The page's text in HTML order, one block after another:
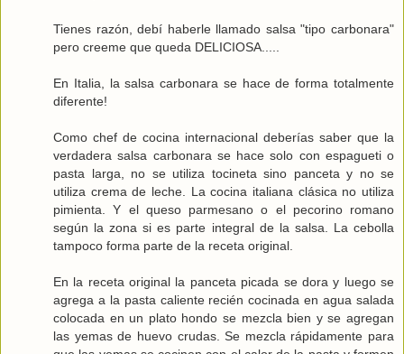
Tienes razón, debí haberle llamado salsa "tipo carbonara"
pero creeme que queda DELICIOSA.....
En Italia, la salsa carbonara se hace de forma totalmente
diferente!
Como chef de cocina internacional deberías saber que la
verdadera salsa carbonara se hace solo con espagueti o
pasta larga, no se utiliza tocineta sino panceta y no se
utiliza crema de leche. La cocina italiana clásica no utiliza
pimienta. Y el queso parmesano o el pecorino romano
según la zona si es parte integral de la salsa. La cebolla
tampoco forma parte de la receta original.
En la receta original la panceta picada se dora y luego se
agrega a la pasta caliente recién cocinada en agua salada
colocada en un plato hondo se mezcla bien y se agregan
las yemas de huevo crudas. Se mezcla rápidamente para